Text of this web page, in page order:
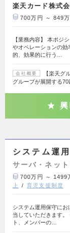
楽天カード株式
700万円 ～ 849万
【業務内容】 本ポジ
やオペレーションの
的、効果的に行う…
会社概要
【楽天グ
グループが展開する
システム運
サーバ・ネッ
700万円 ～ 1499
上
育児支援制度
システム運用保守に
当していただきます
ト、メンバーの…